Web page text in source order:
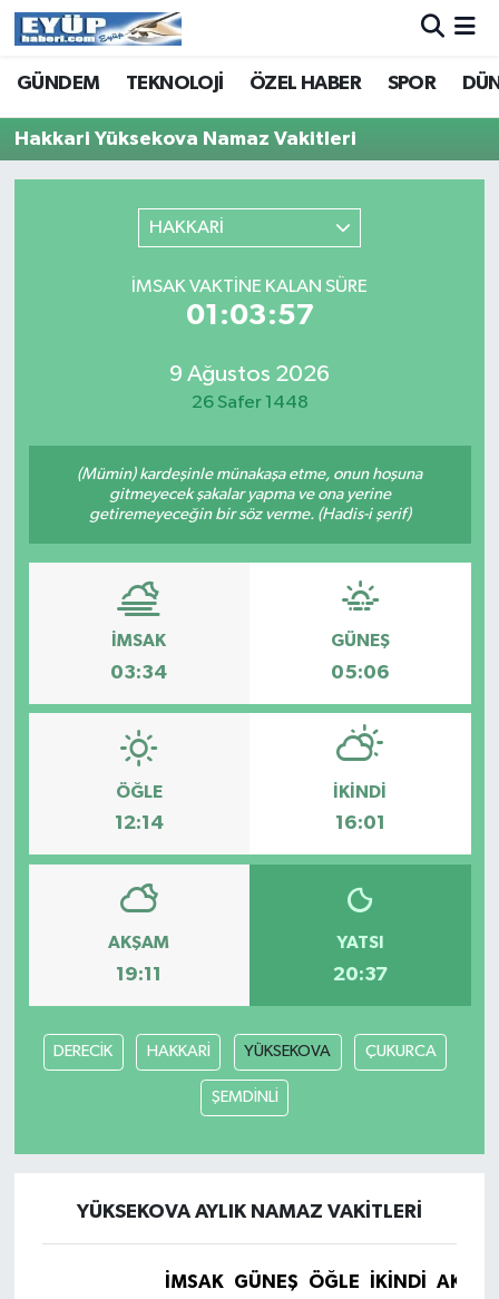
GÜNDEM TEKNOLOJİ ÖZEL HABER SPOR
Hakkari Yüksekova Namaz Vakitleri
HAKKARİ
İMSAK VAKTINE KALAN SÜRE
01:03:57
9 Ağustos 2026
26 Safer 1448
(Mümin) kardeşinle münakaşa etme, onun hoşuna
gitmeyecek şakalar yapma ve ona yerine
getiremeyeceğin bir söz verme. (Hadis-i şerif)
İMSAK
03:34
GÜNEŞ
05:06
ÖĞLE
12:14
İKINDI
16:01
AKŞAM
19:11
YATSI
20:37
DERECİK HAKKARİ YÜKSEKOVA ÇUKURCA
ŞEMDİNLİ
YÜKSEKOVA AYLIK NAMAZ VAKITLERI
İMSAK GÜNEŞ ÖĞLE İKINDI